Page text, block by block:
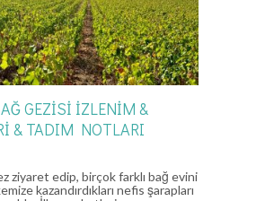
GEZİSİ İZLENİM &
& TADIM NOTLARI
ziyaret edip, birçok farklı bağ evini
kazandırdıkları nefis şarapları